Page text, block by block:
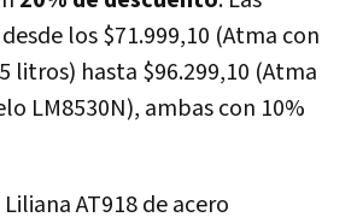
los $71.999,10 (Atma con
litros) hasta $96.299,10 (Atma
LM8530N), ambas con 10%
AT918 de acero